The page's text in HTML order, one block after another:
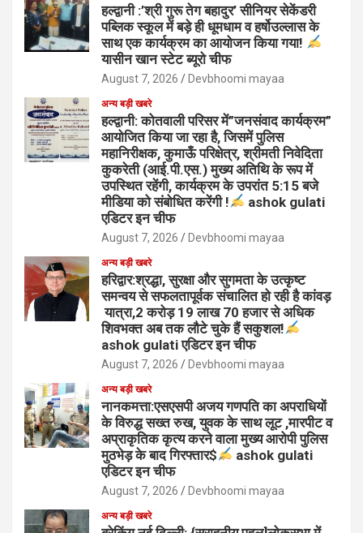
हल्द्वानी :’श्री गुरू तेग बहादुर’ सीनियर सेकेंडरी
पब्लिक स्कूल में बड़े ही धूमधाम व हर्षोउल्लास के
साथ एक कार्यक्रम का आयोजन किया गया!
यासीन खान स्टेट ब्यूरो चीफ
August 7, 2026 Devbhoomi mayaa
अन्य बड़ी खबरे
हल्द्वानी: कोतवाली परिसर में”जनसंवाद कार्यक्रम”
आयोजित किया जा रहा है, जिसमें पुलिस
महानिरीक्षक, कुमाऊँ परिक्षेत्र, श्रीमती निवेदिता
कुकरेती (आई.पी.एस.) मुख्य अतिथि के रूप में
उपस्थित रहेंगी, कार्यक्रम के उपरांत 5:15 बजे
मीडिया को संबोधित करेंगी !
ashok gulati
एडिटर इन चीफ
August 7, 2026 Devbhoomi mayaa
अन्य बड़ी खबरे
हरिद्वार:श्रद्धा, सुरक्षा और सुगमता के उत्कृष्ट
समन्वय से सफलतापूर्वक संचालित हो रही है कांवड़
यात्रा,2 करोड़ 19 लाख 70 हजार से अधिक
शिवभक्त अब तक लौटे चुके हैं सकुशल!
ashok gulati एडिटर इन चीफ
August 7, 2026 Devbhoomi mayaa
अन्य बड़ी खबरे
नानकमत्ता:एसएसपी अजय गणपति का अपराधियों
के विरुद्ध सख्त रुख, युवक के साथ लूट ,मारपीट व
अप्राकृतिक कृत्य करने वाला मुख्य आरोपी पुलिस
मुठभेड़ के बाद गिरफ्तार$
ashok gulati
एडिटर इन चीफ
August 7, 2026 Devbhoomi mayaa
अन्य बड़ी खबरे